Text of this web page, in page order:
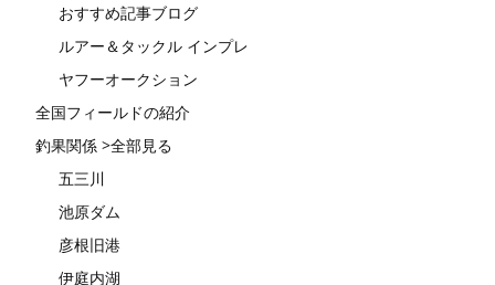
おすすめ記事ブログ
ルアー＆タックル インプレ
ヤフーオークション
全国フィールドの紹介
釣果関係 >全部見る
五三川
池原ダム
彦根旧港
伊庭内湖